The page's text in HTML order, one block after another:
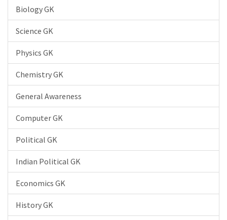
Biology GK
Science GK
Physics GK
Chemistry GK
General Awareness
Computer GK
Political GK
Indian Political GK
Economics GK
History GK